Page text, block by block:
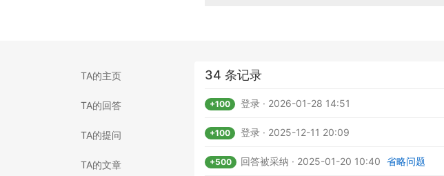
TA的主页
TA的回答
TA的提问
TA的文章
34 条记录
+100 登录 · 2026-01-28 14:51
+100 登录 · 2025-12-11 20:09
+500 回答被采纳 · 2025-01-20 10:40 省略问题